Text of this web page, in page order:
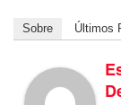
Sobre Últimos